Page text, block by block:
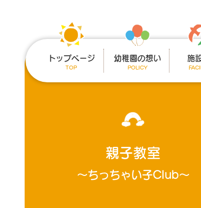
トップページ
TOP
幼稚園の想い
POLICY
施
親子教室
～ちっちゃい子Club～